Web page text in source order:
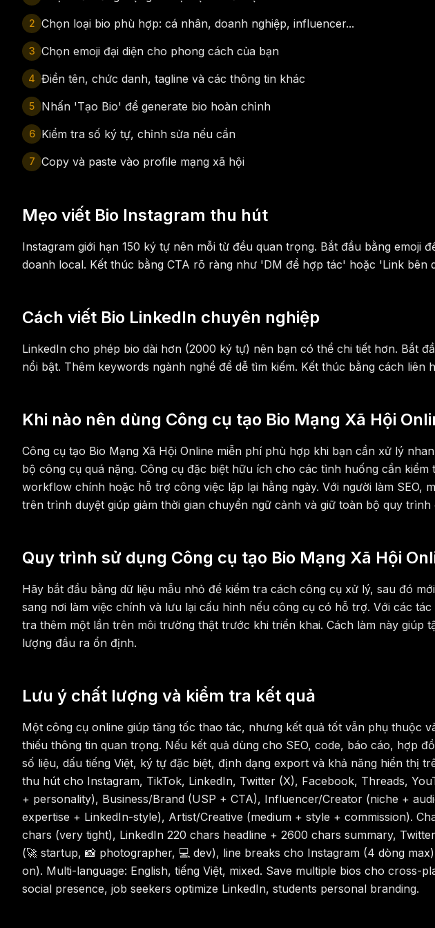
2 Chọn loại bio phù hợp: cá nhân, doanh nghiệp, influencer...
3 Chọn emoji đại diện cho phong cách của bạn
4 Điền tên, chức danh, tagline và các thông tin khác
5 Nhấn 'Tạo Bio' để generate bio hoàn chỉnh
6 Kiểm tra số ký tự, chỉnh sửa nếu cần
7 Copy và paste vào profile mạng xã hội
Mẹo viết Bio Instagram thu hút
Instagram giới hạn 150 ký tự nên mỗi từ đều quan trọng. Bắt đầu bằng emoji
doanh local. Kết thúc bằng CTA rõ ràng như 'DM để hợp tác' hoặc 'Link
Cách viết Bio LinkedIn chuyên nghiệp
LinkedIn cho phép bio dài hơn (2000 ký tự) nên bạn có thể chi tiết hơn. Bắt
nổi bật. Thêm keywords ngành nghề để dễ tìm kiếm. Kết thúc bằng cách liên
Khi nào nên dùng Công cụ tạo Bio Mạng Xã Hội
Công cụ tạo Bio Mạng Xã Hội Online miễn phí phù hợp khi bạn cần xử lý
bộ công cụ quá nặng. Công cụ đặc biệt hữu ích cho các tình huống cần
workflow chính hoặc hỗ trợ công việc lặp lại hằng ngày. Với người làm
trên trình duyệt giúp giảm thời gian chuyển ngữ cảnh và giữ toàn bộ quy trình
Quy trình sử dụng Công cụ tạo Bio Mạng Xã Hội
Hãy bắt đầu bằng dữ liệu mẫu nhỏ để kiểm tra cách công cụ xử lý, sau đó
sang nơi làm việc chính và lưu lại cấu hình nếu công cụ có hỗ trợ. Với các
tra thêm một lần trên môi trường thật trước khi triển khai. Cách làm này giúp
lượng đầu ra ổn định.
Lưu ý chất lượng và kiểm tra kết quả
Một công cụ online giúp tăng tốc thao tác, nhưng kết quả tốt vẫn phụ thuộc
thiếu thông tin quan trọng. Nếu kết quả dùng cho SEO, code, báo cáo, hợp
số liệu, dấu tiếng Việt, ký tự đặc biệt, định dạng export và khả năng hiển thị
thu hút cho Instagram, TikTok, LinkedIn, Twitter (X), Facebook, Threads,
+ personality), Business/Brand (USP + CTA), Influencer/Creator (niche +
expertise + LinkedIn-style), Artist/Creative (medium + style + commission).
chars (very tight), LinkedIn 220 chars headline + 2600 chars summary,
(🚀 startup, 📸 photographer, 💻 dev), line breaks cho Instagram (4 dòng
on). Multi-language: English, tiếng Việt, mixed. Save multiple bios cho
social presence, job seekers optimize LinkedIn, students personal branding.